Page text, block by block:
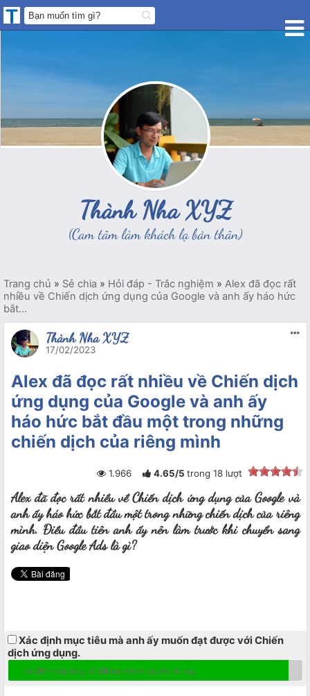
Thành Nha XYZ
(Cam tâm làm khách lạ bản thân)
Trang chủ » Sẻ chia » Hỏi đáp - Trắc nghiệm » Alex đã đọc rất
nhiều về Chiến dịch ứng dụng của Google và anh ấy háo hức
bắt...
Thành Nha XYZ
17/02/2023
Alex đã đọc rất nhiều về Chiến dịch
ứng dụng của Google và anh ấy
háo hức bắt đầu một trong những
chiến dịch của riêng mình
1.966 4.65/5 trong 18lượt
Alex đã đọc rất nhiều về Chiến dịch ứng dụng của Google và
anh ấy háo hức bắt đầu một trong những chiến dịch của riêng
mình. Điều đầu tiên anh ấy nên làm trước khi chuyển sang
giao diện Google Ads là gì?
Xác định mục tiêu mà anh ấy muốn đạt được với Chiến
dịch ứng dụng.
có 26trong tổng số28bạn chọn câu trả lời này